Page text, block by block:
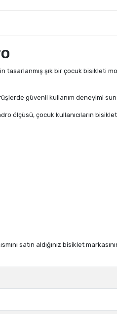
şık bir çocuk bisikleti
güvenli kullanım deneyimi
ölçüsü, çocuk kullanıcıların
satın aldığınız bisiklet